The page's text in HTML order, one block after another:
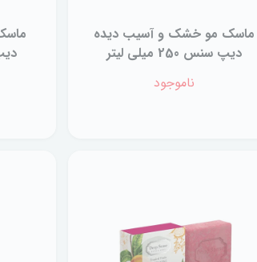
ماسک مو خشک و آسیب دیده
دیپ سنس 250 میلی لیتر
ناموجود
دیپ